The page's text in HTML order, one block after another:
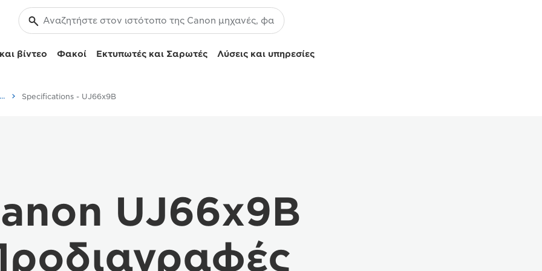
βίντεο Φακοί Εκτυπωτές και Σαρωτές Λύσεις και υπηρεσίες
Canon UJ66x9B - Lenses - Camera & Photo lenses Specifications - UJ66x9B
UJ66x9B